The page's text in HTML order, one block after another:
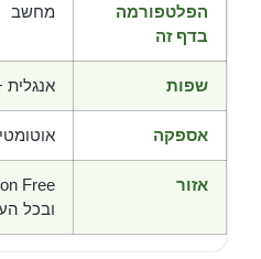
הפלטפורמה
בדף זה
מחשב
שפות אנגלית
אספקה
אזור
ובכל